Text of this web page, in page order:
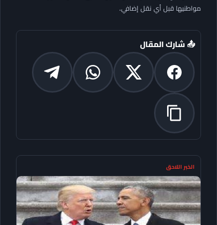
مواطنيها قبل أي نقل إضافي.
📤 شارك المقال
الخبر اللاحق